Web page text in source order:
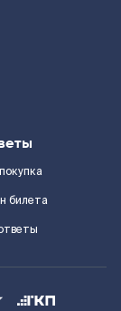
билета